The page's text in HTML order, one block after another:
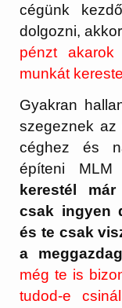
cégünk
dolgozni,
pénzt
munkát
Gyakran
szegeznek az
céghez és
építeni MLM
kerestél
csak ingyen
és te csak
a
még te is
tudod-e